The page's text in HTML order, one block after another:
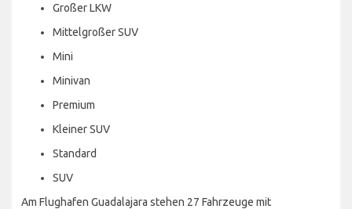
Großer LKW
Mittelgroßer SUV
Mini
Minivan
Premium
Kleiner SUV
Standard
SUV
Am Flughafen Guadalajara stehen 27 Fahrzeuge mit